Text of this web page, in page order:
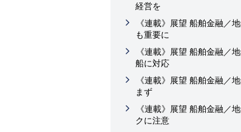
経営を
《連載》展望 船舶金融／
も重要に
《連載》展望 船舶金融／
船に対応
《連載》展望 船舶金融／
まず
《連載》展望 船舶金融／
クに注意